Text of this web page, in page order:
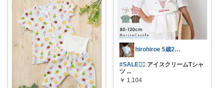
hirohiroe 5歳2歳👦👧
#SALE❤️‍🔥 アイスクリームTシャ
ツ ...
￥ 1,104